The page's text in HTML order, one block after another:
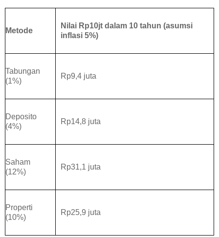
Metode
Nilai Rp10jt dalam 10 tahun (asumsi
inflasi 5%)
Tabungan
(1%)
Rp9,4 juta
Deposito
(4%)
Rp14,8 juta
Saham
(12%)
Rp31,1 juta
Properti
(10%)
Rp25,9 juta